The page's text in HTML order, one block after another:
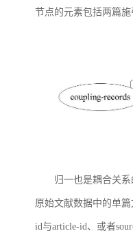
节点的元素包括两篇
归一也是耦合关
原始文献数据中的单篇
id与article-id、或者